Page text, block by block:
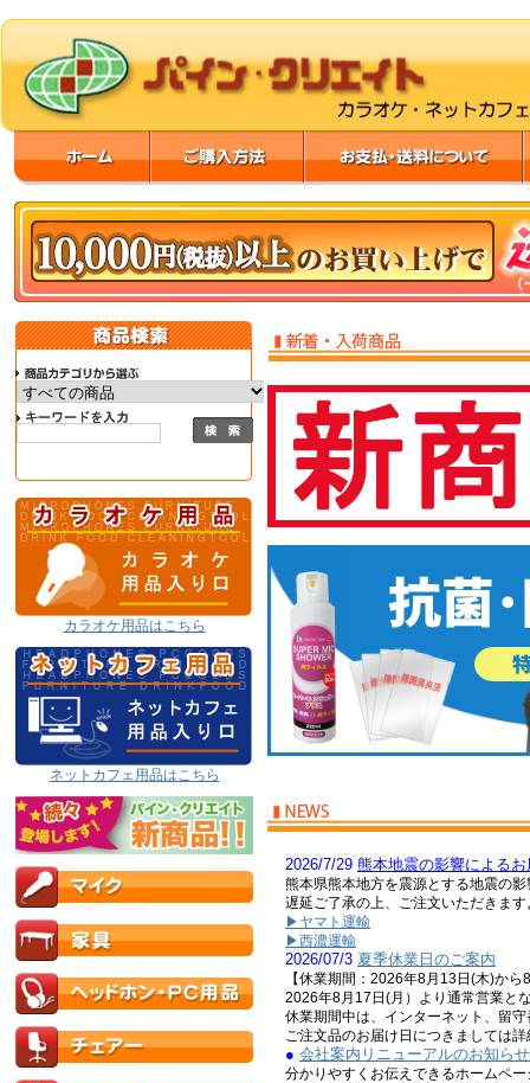
カラオケ用品はこちら
ネットカフェ用品はこちら
2026/7/29 熊本地震の影響による
熊本県熊本地方を震源とする地震の
遅延ご了承の上、ご注文いただきま
▶ヤマト運輸
▶西濃運輸
2026/07/3 夏季休業日のご案内
【休業期間：2026年8月13日(木)か
2026年8月17日(月）より通常営業と
休業期間中は、インターネット、留
ご注文品のお届け日につきましては
● 会社案内リニューアルのお知らせ
分かりやすくお伝えできるホームペ